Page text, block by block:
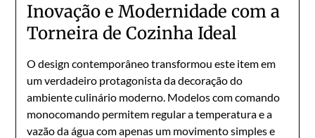
Inovação e Modernidade com a
Torneira de Cozinha Ideal
O design contemporâneo transformou este item em
um verdadeiro protagonista da decoração do
ambiente culinário moderno. Modelos com comando
monocomando permitem regular a temperatura e a
vazão da água com apenas um movimento simples e